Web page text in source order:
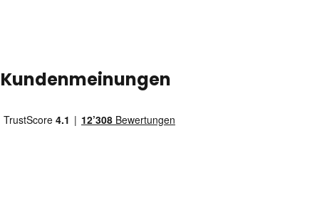
Kundenmeinungen